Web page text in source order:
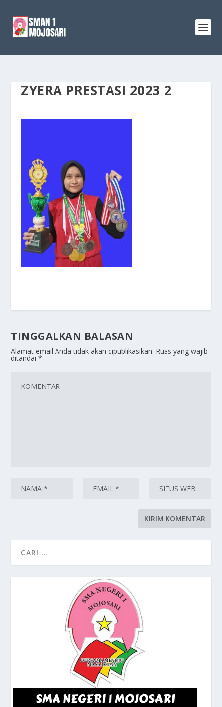
ZYERA PRESTASI 2023 2
TINGGALKAN BALASAN
Alamat email Anda tidak akan dipublikasikan. Ruas yang wajib
ditandai*